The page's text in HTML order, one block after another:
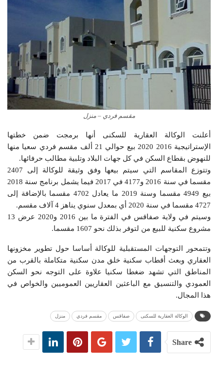
مقسم فردي – منزل
أعلنت الوكالة العقارية للسكنى أنها برمجت ضمن خطتها
الإستراتيجية 2016 2020 بيع حوالي 21 ألف مقسم فردي سعيا منها
للنهوض بقطاع السكن في كل جهات البلاد وتلبية مطالب حرفائها.
وتتوزع المقاسم التي سيتم بيعها وفق وثيقة للوكالة إلى 2407
مقسما في سنة 2016 و4177 في 2017 فيما يشمل برنامج سنة 2018
بيع 4949 مقسما وسنة 2019 ما يعادل 4702 مقسما بالإضافة إلى
4727 مقسما في سنة 2020 أي بمعدل سنوي يناهز 4 آلاف مقسم.
وسيتم في ولاية صفاقس في الفترة ما بين 2016 و2020 عرض 13
مشروع سكنية للبيع من لتوفر بذلك نحو 1607 مقسما.
وتتمحور التوجهات المستقبلية للوكالة أساسا حول تطوير مخزونها
العقاري وبعث أقطاب سكنية خلق مدن سكنية متكاملة بالقرب من
المناطق التي تشهد ضغطا سكنيا علاوة على التوجه نحو السكن
العمودي والتنسيق مع الباعثين العقاريين العموميين والخواص في
هذا المجال.
الوكالة العقارية للسكنى صفاقس مقسم فردي منزل
Share